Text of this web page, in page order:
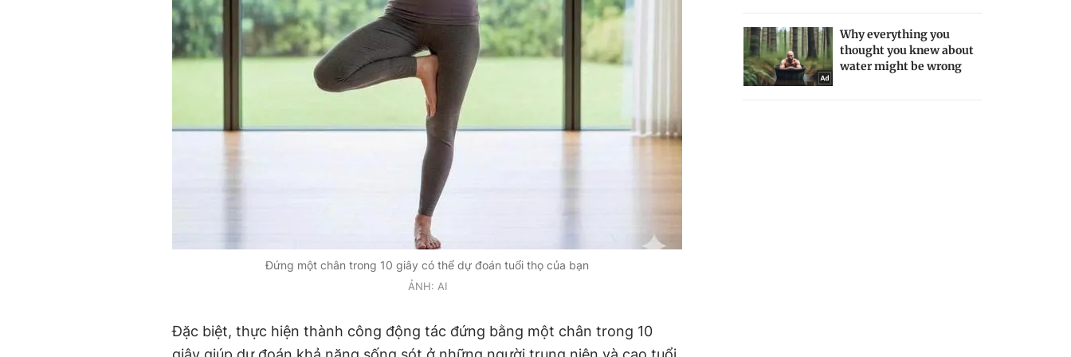
Đứng một chân trong 10 giây có thể dự đoán tuổi thọ của bạn
ẢNH: AI
Đặc biệt, thực hiện thành công động tác đứng bằng một chân trong 10